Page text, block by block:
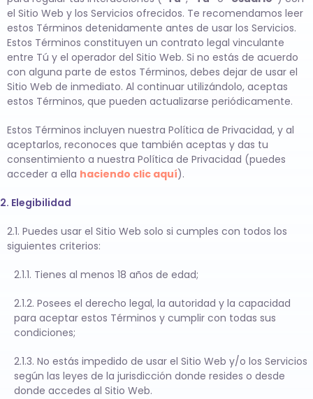
el Sitio Web y los Servicios ofrecidos. Te recomendamos leer
estos Términos detenidamente antes de usar los Servicios.
Estos Términos constituyen un contrato legal vinculante
entre Tú y el operador del Sitio Web. Si no estás de acuerdo
con alguna parte de estos Términos, debes dejar de usar el
Sitio Web de inmediato. Al continuar utilizándolo, aceptas
estos Términos, que pueden actualizarse periódicamente.
Estos Términos incluyen nuestra Política de Privacidad, y al
aceptarlos, reconoces que también aceptas y das tu
consentimiento a nuestra Política de Privacidad (puedes
acceder a ella haciendo clic aquí).
2. Elegibilidad
2.1. Puedes usar el Sitio Web solo si cumples con todos los
siguientes criterios:
2.1.1. Tienes al menos 18 años de edad;
2.1.2. Posees el derecho legal, la autoridad y la capacidad
para aceptar estos Términos y cumplir con todas sus
condiciones;
2.1.3. No estás impedido de usar el Sitio Web y/o los Servicios
según las leyes de la jurisdicción donde resides o desde
donde accedes al Sitio Web.